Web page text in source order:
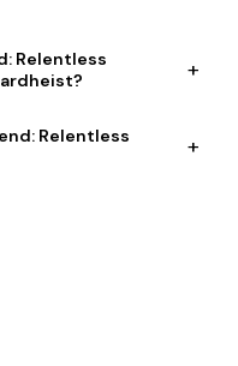
Relentless
+
Relentless
+